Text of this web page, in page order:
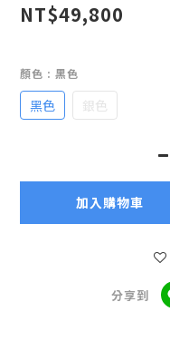
NT$49,800
顏色 : 黑色
黑色 銀色
加入購物車
分享到